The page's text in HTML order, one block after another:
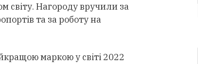
Нагороду вручили за
та за роботу на
маркою у світі 2022